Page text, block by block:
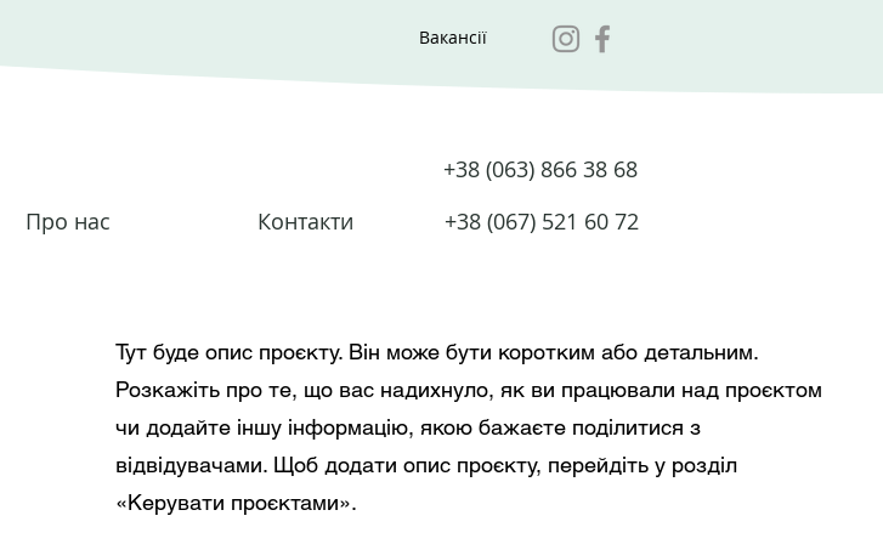
Вакансії
+38 (063) 866 38 68
Про нас Контакти +38 (067) 521 60 72
Тут буде опис проєкту. Він може бути коротким або детальним.
Розкажіть про те, що вас надихнуло, як ви працювали над проєктом
чи додайте іншу інформацію, якою бажаєте поділитися з
відвідувачами. Щоб додати опис проєкту, перейдіть у розділ
«Керувати проєктами».